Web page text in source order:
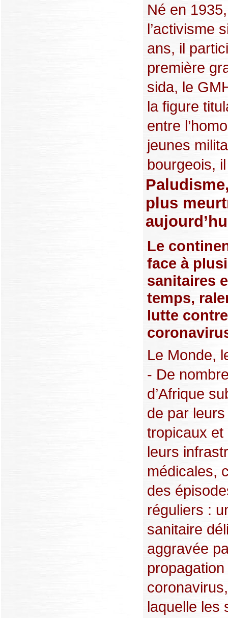
Né en
l’activisme
ans, il
première
sida, le
la figure
entre
jeunes
bourgeois,
plus
Le
face à
sanitaires
temps,
lutte
Le Monde,
- De
d’Afrique
de par
tropicaux et
leurs
médicales,
des
réguliers :
sanitaire
aggravée
propagation
laquelle les